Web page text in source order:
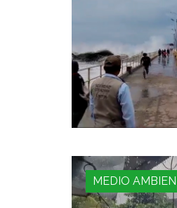
MEDIO